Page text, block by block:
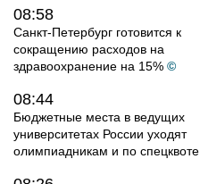
08:58
Санкт-Петербург готовится к
сокращению расходов на
здравоохранение на 15% ©
08:44
Бюджетные места в ведущих
университетах России уходят
олимпиадникам и по спецквоте